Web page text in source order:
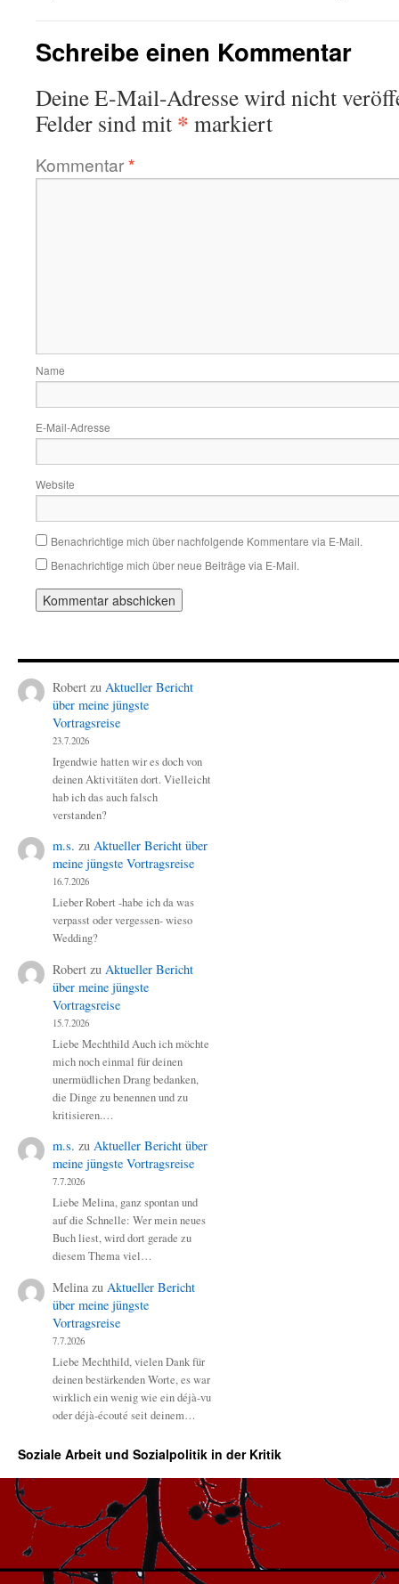
Schreibe einen Kommentar
Deine E-Mail-Adresse wird nicht
Felder sind mit * markiert
Kommentar*
Name
E-Mail-Adresse
Website
Benachrichtige mich über nachfolgende Kommentare via E-Mail.
Benachrichtige mich über neue Beiträge via E-Mail.
Robert zu Aktueller Bericht
über meine jüngste
Vortragsreise
23.7.2026
Irgendwie hatten wir es doch von
deinen Aktivitäten dort. Vielleicht
hab ich das auch falsch
verstanden?
m.s. zu Aktueller Bericht über
meine jüngste Vortragsreise
16.7.2026
Lieber Robert -habe ich da was
verpasst oder vergessen- wieso
Wedding?
Robert zu Aktueller Bericht
über meine jüngste
Vortragsreise
15.7.2026
Liebe Mechthild Auch ich möchte
mich noch einmal für deinen
unermüdlichen Drang bedanken,
die Dinge zu benennen und zu
kritisieren.…
m.s. zu Aktueller Bericht über
meine jüngste Vortragsreise
7.7.2026
Liebe Melina, ganz spontan und
auf die Schnelle: Wer mein neues
Buch liest, wird dort gerade zu
diesem Thema viel…
Melina zu Aktueller Bericht
über meine jüngste
Vortragsreise
7.7.2026
Liebe Mechthild, vielen Dank für
deinen bestärkenden Worte, es war
wirklich ein wenig wie ein déjà-vu
oder déjà-écouté seit deinem…
Soziale Arbeit und Sozialpolitik in der Kritik